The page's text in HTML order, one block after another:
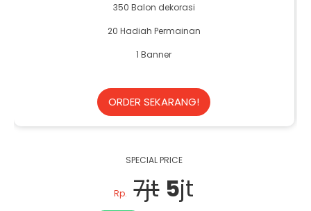
350 Balon dekorasi
20 Hadiah Permainan
1 Banner
ORDER SEKARANG!
SPECIAL PRICE
Rp. 7jt 5jt